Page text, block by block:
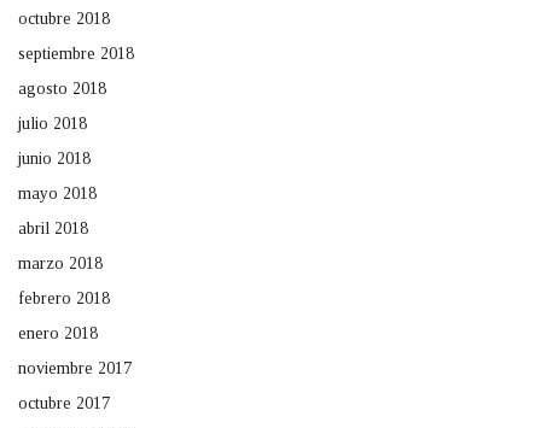
octubre 2018
septiembre 2018
agosto 2018
julio 2018
junio 2018
mayo 2018
abril 2018
marzo 2018
febrero 2018
enero 2018
noviembre 2017
octubre 2017